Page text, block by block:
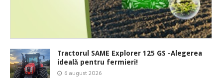
Tractorul SAME Explorer 125 GS -Alegerea
ideală pentru fermieri!
6 august 2026